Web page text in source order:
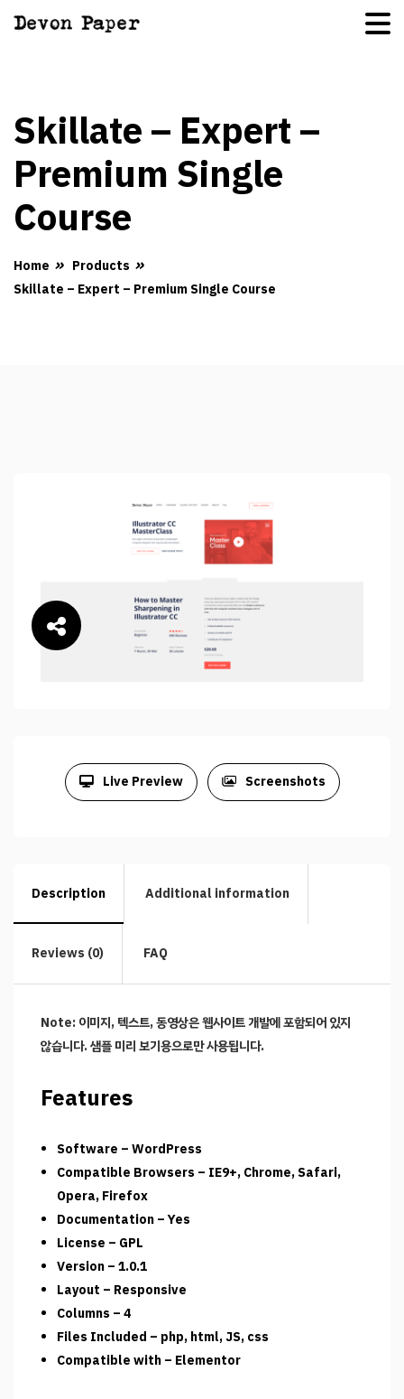
Skillate – Expert –
Premium Single
Course
Home
Products
Skillate – Expert – Premium Single Course
Live Preview Screenshots
Description Additional information
Reviews (0) FAQ
Note: 이미지, 텍스트, 동영상은 웹사이트 개발에 포함되어 있지
않습니다. 샘플 미리 보기용으로만 사용됩니다.
Features
Software – WordPress
Compatible Browsers – IE9+, Chrome, Safari,
Opera, Firefox
Documentation – Yes
License – GPL
Version – 1.0.1
Layout – Responsive
Columns – 4
Files Included – php, html, JS, css
Compatible with – Elementor